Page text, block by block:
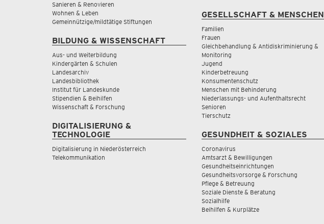
Sanieren & Renovieren
Wohnen & Leben
Gemeinnützige/mildtätige Stiftungen
BILDUNG & WISSENSCHAFT
Aus- und Weiterbildung
Kindergärten & Schulen
Landesarchiv
Landesbibliothek
Institut für Landeskunde
Stipendien & Beihilfen
Wissenschaft & Forschung
DIGITALISIERUNG &
TECHNOLOGIE
Digitalisierung in Niederösterreich
Telekommunikation
GESELLSCHAFT & MENSCHEN
Familien
Frauen
Gleichbehandlung & Antidiskriminierung &
Monitoring
Jugend
Kinderbetreuung
Konsumentenschutz
Menschen mit Behinderung
Niederlassungs- und Aufenthaltsrecht
Senioren
Tierschutz
GESUNDHEIT & SOZIALES
Coronavirus
Amtsarzt & Bewilligungen
Gesundheitseinrichtungen
Gesundheitsvorsorge & Forschung
Pflege & Betreuung
Soziale Dienste & Beratung
Sozialhilfe
Beihilfen & Kurplätze